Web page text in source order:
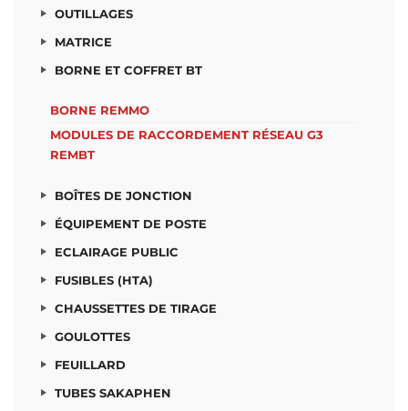
OUTILLAGES
MATRICE
BORNE ET COFFRET BT
BORNE REMMO
MODULES DE RACCORDEMENT RÉSEAU G3
REMBT
BOÎTES DE JONCTION
ÉQUIPEMENT DE POSTE
ECLAIRAGE PUBLIC
FUSIBLES (HTA)
CHAUSSETTES DE TIRAGE
GOULOTTES
FEUILLARD
TUBES SAKAPHEN